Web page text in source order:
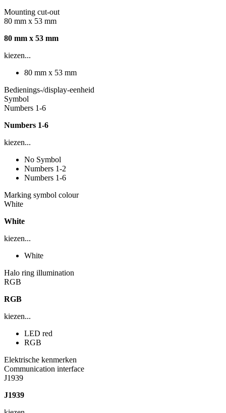
Mounting cut-out
80 mm x 53 mm
80 mm x 53 mm
kiezen...
80 mm x 53 mm
Bedienings-/display-eenheid
Symbol
Numbers 1-6
Numbers 1-6
kiezen...
No Symbol
Numbers 1-2
Numbers 1-6
Marking symbol colour
White
White
kiezen...
White
Halo ring illumination
RGB
RGB
kiezen...
LED red
RGB
Elektrische kenmerken
Communication interface
J1939
J1939